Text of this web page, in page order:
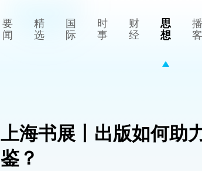
要
闻
精
选
国
际
时
事
财
经
思
想
播
客
上海书展丨出版如何助
鉴？